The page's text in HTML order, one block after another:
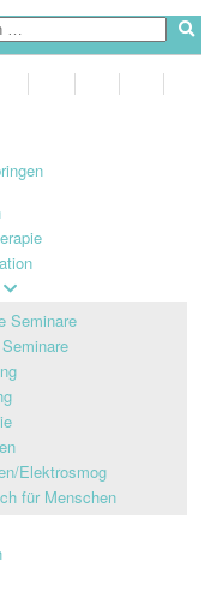
Seminare
Elektrosmog
für Menschen